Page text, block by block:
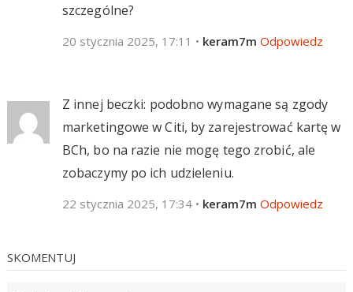
szczególne?
20 stycznia 2025, 17:11 • keram7m Odpowiedz
Z innej beczki: podobno wymagane są zgody
marketingowe w Citi, by zarejestrować kartę w
BCh, bo na razie nie mogę tego zrobić, ale
zobaczymy po ich udzieleniu.
22 stycznia 2025, 17:34 • keram7m Odpowiedz
SKOMENTUJ